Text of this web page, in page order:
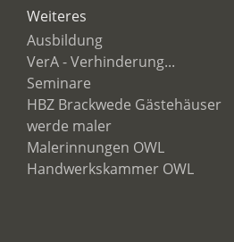
Weiteres
Ausbildung
VerA - Verhinderung...
Seminare
HBZ Brackwede Gästehäuser
werde maler
Malerinnungen OWL
Handwerkskammer OWL